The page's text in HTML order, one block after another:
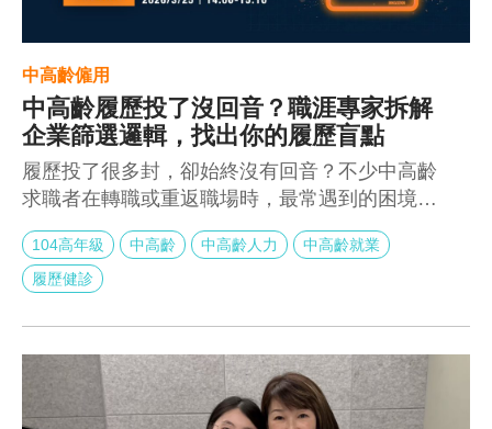
中高齡僱用
中高齡履歷投了沒回音？職涯專家拆解
企業篩選邏輯，找出你的履歷盲點
履歷投了很多封，卻始終沒有回音？不少中高齡
求職者在轉職或重返職場時，最常遇到的困境不
是「沒有能力」，而是履歷沒有說對企業想看的
重點。
104高年級 中高齡 中高齡人力
中高齡就業
履歷健診